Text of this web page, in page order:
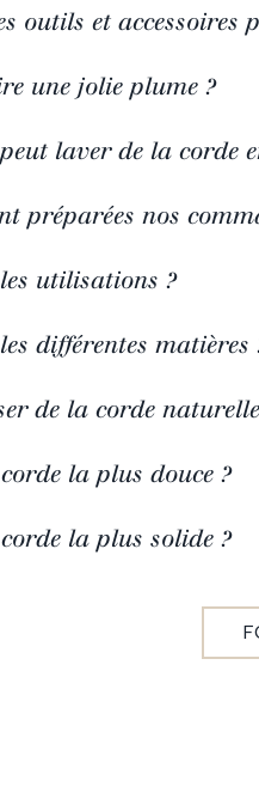
outils et accessoires
une jolie plume ?
laver de la corde
préparées nos
utilisations ?
différentes matières
de la corde
la plus douce ?
la plus solide ?